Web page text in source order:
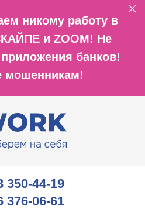
никому работу в
и ZOOM! Не
банков!
мошенникам!
350-44-19
376-06-61